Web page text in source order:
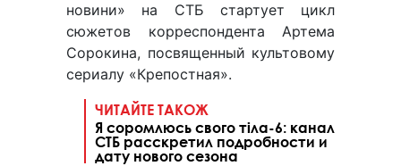
новини» на СТБ стартует цикл
сюжетов корреспондента Артема
Сорокина, посвященный культовому
сериалу «Крепостная».
ЧИТАЙТЕ ТАКОЖ
Я соромлюсь свого тіла-6: канал
СТБ расскретил подробности и
дату нового сезона